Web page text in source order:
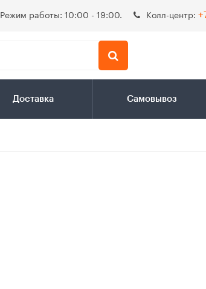
Режим работы: 10:00 - 19:00. Колл-центр:
Доставка Самовывоз